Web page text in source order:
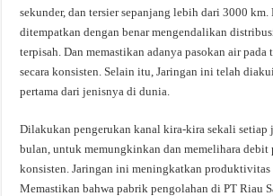
sekunder, dan tersier sepanjang lebih dari 3000 km.
ditempatkan dengan benar mengendalikan
terpisah. Dan memastikan adanya pasokan air
secara konsisten. Selain itu, Jaringan ini telah
pertama dari jenisnya di dunia.
Dilakukan pengerukan kanal kira-kira sekali setiap
bulan, untuk memungkinkan dan memelihara debit
konsisten. Jaringan ini meningkatkan produktivitas
Memastikan bahwa pabrik pengolahan di PT Riau